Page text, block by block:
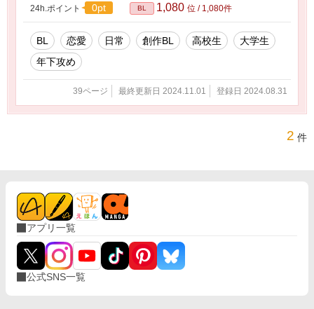
24h.ポイント 0pt BL 1,080 位 / 1,080件
BL 恋愛 日常 創作BL 高校生
大学生
年下攻め
39ページ 最終更新日 2024.11.01 登録日 2024.08.31
2 件
アプリ一覧
公式SNS一覧